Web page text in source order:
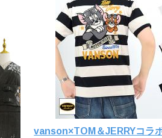
vanson×TOM＆JERRYコラ